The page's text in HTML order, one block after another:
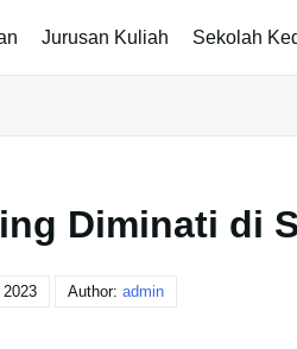
Jurusan Kuliah Sekolah
Diminati di
Author: admin